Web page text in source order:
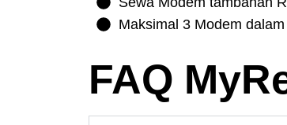
Maksimal 3 Modem
FAQ